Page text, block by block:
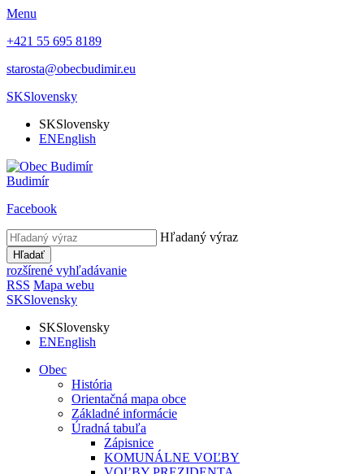
Menu
+421 55 695 8189
starosta@obecbudimir.eu
SKSlovensky
SKSlovensky
ENEnglish
Budimír
Facebook
Hľadaný výraz
Hľadať
rozšírené vyhľadávanie
RSS Mapa webu
SKSlovensky
SKSlovensky
ENEnglish
Obec
História
Orientačná mapa obce
Základné informácie
Úradná tabuľa
Zápisnice
KOMUNÁLNE VOĽBY